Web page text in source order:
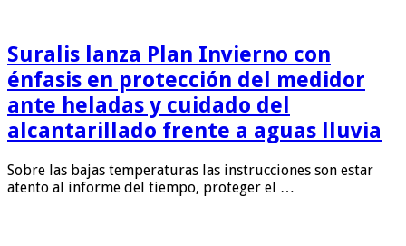
Suralis lanza Plan Invierno con
énfasis en protección del medidor
ante heladas y cuidado del
alcantarillado frente a aguas lluvia
Sobre las bajas temperaturas las instrucciones son estar
atento al informe del tiempo, proteger el …